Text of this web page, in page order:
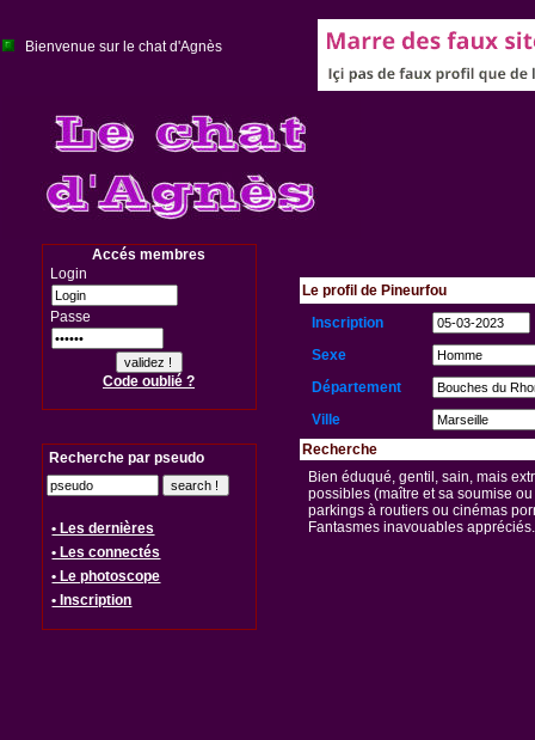
Bienvenue sur le chat d'Agnès
Accés membres
Login
Passe
Code oublié ?
Recherche par pseudo
• Les dernières
• Les connectés
• Le photoscope
• Inscription
Le profil de Pineurfou
Inscription
Sexe
Département
Ville
Recherche
Bien éduqué, gentil, sain, mais
possibles (maître et sa soumise
parkings à routiers ou cinémas
Fantasmes inavouables appréciés.